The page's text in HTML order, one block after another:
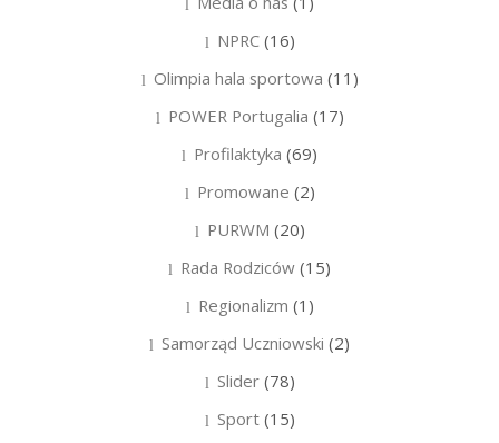
NPRC(16)
Olimpia hala sportowa (11)
POWER Portugalia (17)
Profilaktyka (69)
Promowane (2)
PURWM (20)
Rada Rodziców (15)
Regionalizm (1)
Samorząd Uczniowski (2)
Slider(78)
Sport(15)